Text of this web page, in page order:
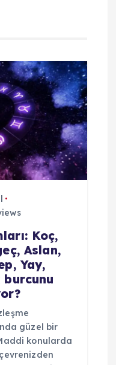
Koç,
Aslan,
Yay,
burcunu
güzel bir
konularda